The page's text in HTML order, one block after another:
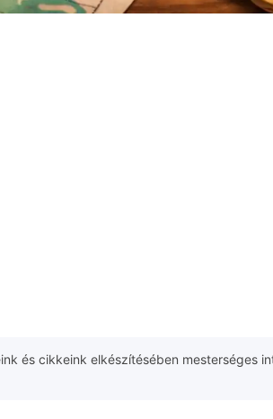
és cikkeink elkészítésében mesterséges